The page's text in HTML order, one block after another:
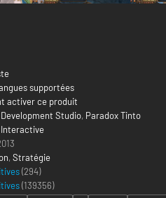
supportées
activer ce produit
Studio, Paradox Tinto
Interactive
, Stratégie
(294)
(139356)